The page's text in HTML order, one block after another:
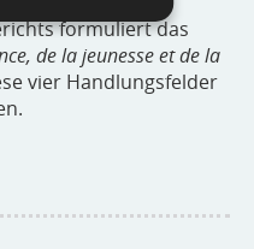
formuliert das
de la jeunesse et de la
vier Handlungsfelder